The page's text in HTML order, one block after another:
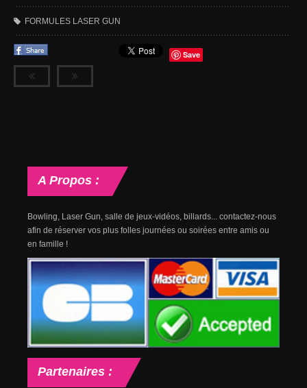
FORMULES LASER GUN
Save
A Propos :
Bowling, Laser Gun, salle de jeux-vidéos, billards... contactez-nous
afin de réserver vos plus folles journées ou soirées entre amis ou
en famille !
Partenaires :